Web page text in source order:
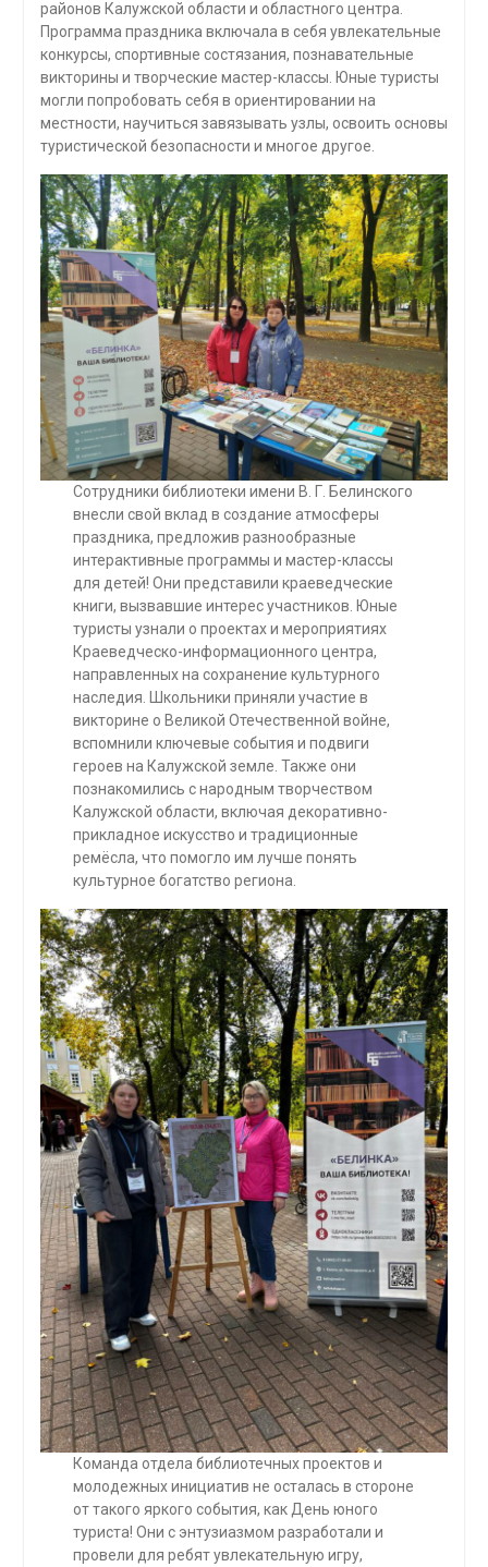
районов Калужской области и областного центра.
Программа праздника включала в себя увлекательные
конкурсы, спортивные состязания, познавательные
викторины и творческие мастер-классы. Юные туристы
могли попробовать себя в ориентировании на
местности, научиться завязывать узлы, освоить основы
туристической безопасности и многое другое.
Сотрудники библиотеки имени В. Г. Белинского
внесли свой вклад в создание атмосферы
праздника, предложив разнообразные
интерактивные программы и мастер-классы
для детей! Они представили краеведческие
книги, вызвавшие интерес участников. Юные
туристы узнали о проектах и мероприятиях
Краеведческо-информационного центра,
направленных на сохранение культурного
наследия. Школьники приняли участие в
викторине о Великой Отечественной войне,
вспомнили ключевые события и подвиги
героев на Калужской земле. Также они
познакомились с народным творчеством
Калужской области, включая декоративно-
прикладное искусство и традиционные
ремёсла, что помогло им лучше понять
культурное богатство региона.
Команда отдела библиотечных проектов и
молодежных инициатив не осталась в стороне
от такого яркого события, как День юного
туриста! Они с энтузиазмом разработали и
провели для ребят увлекательную игру,